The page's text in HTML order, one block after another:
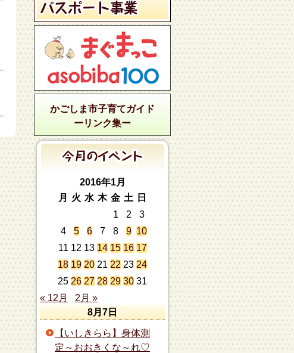
かごしま市子育てガイド
ーリンク集ー
2016年1月
月
火 水 木 金 土
日
1
2
3
4
5 6 7 8 9 10
11 12 13 14 15 16 17
18 19 20 21 22 23 24
25 26 27 28 29 30 31
« 12月
2月 »
8月7日
【いしきらら】身体測
定～おおきくな～れ♡